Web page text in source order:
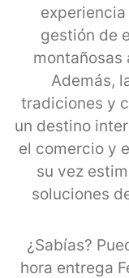
gestión de
montañosas
Además,
tradiciones y
un destino
el comercio y
su vez
soluciones
¿Sabías?
hora entrega